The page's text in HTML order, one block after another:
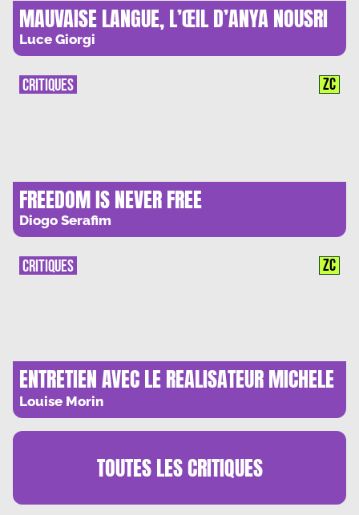
MAUVAISE LANGUE, L’ŒIL D’ANYA NOUSRI
Luce Giorgi
FREEDOM IS NEVER FREE
Diogo Serafim
CRITIQUES ZC
ENTRETIEN AVEC LE REALISATEUR MICHELE
SALIMBENI : « JE N’ECRIS PAS MES
FILMS, JE LES VOIS »
Louise Morin
CRITIQUES ZC
TOUTES LESCRITIQUES